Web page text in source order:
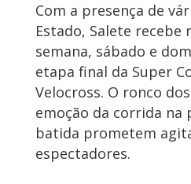
Com a presença de
Estado, Salete recebe
semana, sábado e
etapa final da Super
Velocross. O ronco
emoção da corrida na
batida prometem
espectadores.